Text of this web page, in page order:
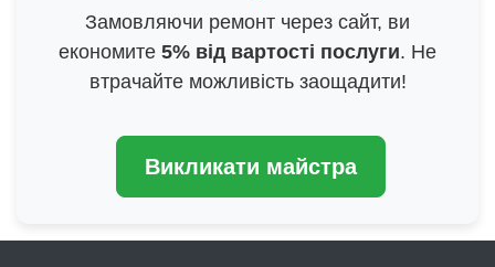
Замовляючи ремонт через сайт, ви
економите 5% від вартості послуги. Не
втрачайте можливість заощадити!
Викликати майстра